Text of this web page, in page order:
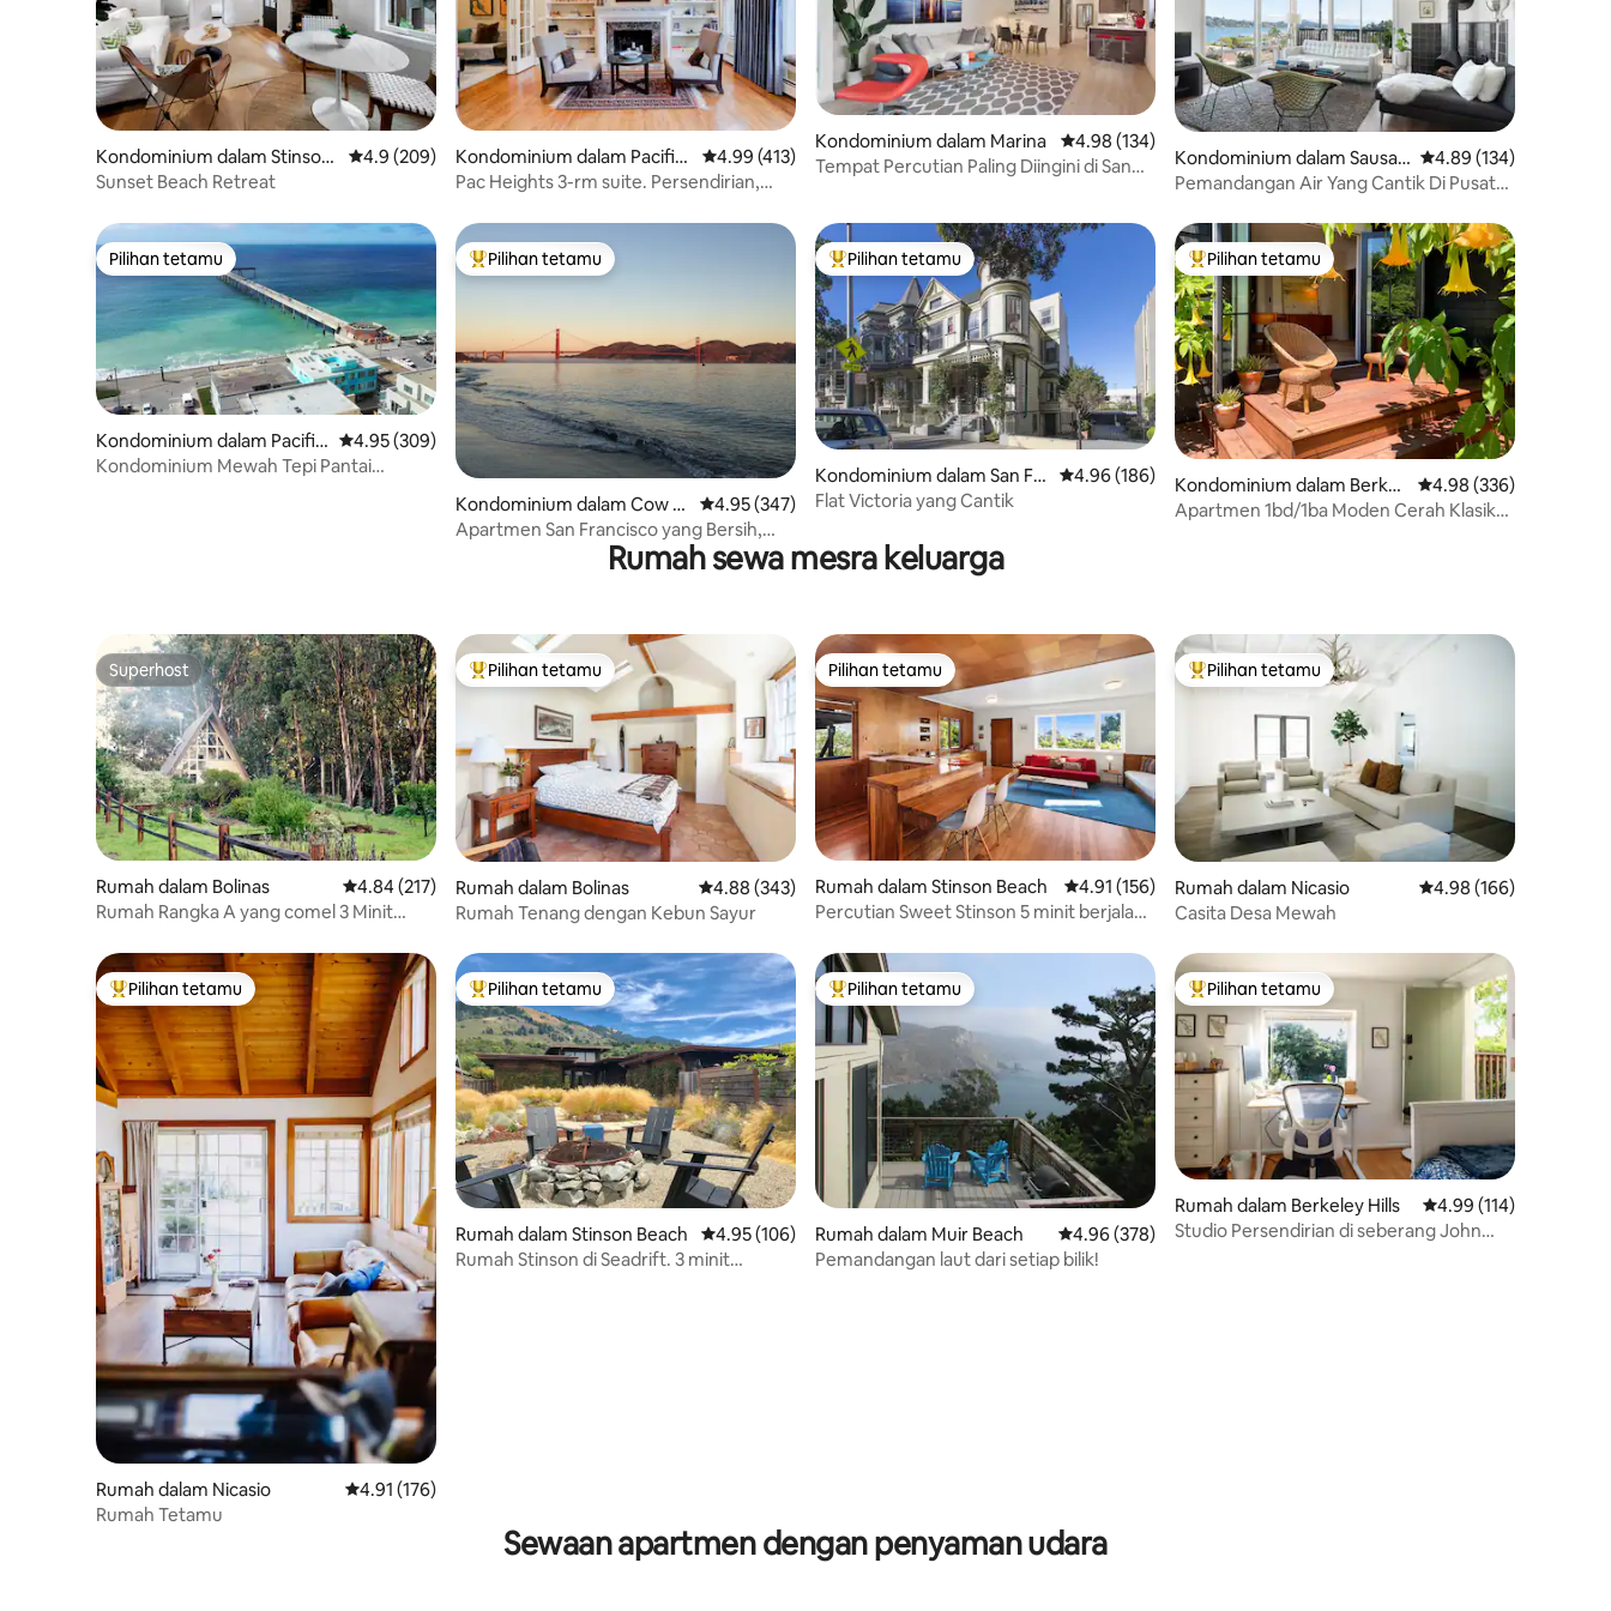
Kondominium dalam Stinson
Beach
Penarafan purata 4.9 daripada 5, 209 ulasan
4.9 (209)
Sunset Beach Retreat
Kondominium dalam Pacific
Heights
Penarafan purata 4.99 daripada 5, 413 ulasan
4.99 (413)
Pac Heights 3-rm suite. Persendirian,
Kondominium dalam Marina Penarafan purata 4.98 daripada 5, 134 ulasan
4.98 (134)
Tempat Percutian Paling Diingini di San
Kondominium dalam Sausali
to
Penarafan purata 4.89
4.89 (134)
Pemandangan Air Yang Cantik Di Pusat
Pilihan tetamu
Pilihan tetamu
Kondominium dalam Pacific
a
Penarafan purata 4.95 daripada 5, 309 ulasan
4.95 (309)
Kondominium Mewah Tepi Pantai
Pilihan utama tetamu
Pilihan tetamu
Kondominium dalam Cow H
ollow
Penarafan purata 4.95 daripada 5, 347 ulasan
4.95 (347)
Apartmen San Francisco yang Bersih,
Persendirian dan Selamat
Pilihan utama tetamu
Pilihan tetamu
Kondominium dalam San Fra
ncisco
Penarafan purata 4.96 daripada 5, 186 ulasan
4.96 (186)
Flat Victoria yang Cantik
Pilihan utama tetamu
Pilihan tetamu
Kondominium dalam Berkel
ey
Penarafan purata 4.98
4.98 (336)
Apartmen 1bd/1ba Moden Cerah Klasik
Rumah sewa mesra keluarga
Superhost
Superhost
Rumah dalam Bolinas Penarafan purata 4.84 daripada 5, 217 ulasan
4.84 (217)
Rumah Rangka A yang comel 3 Minit
Pilihan utama tetamu
Pilihan tetamu
Rumah dalam Bolinas Penarafan purata 4.88 daripada 5, 343 ulasan
4.88 (343)
Rumah Tenang dengan Kebun Sayur
Pilihan tetamu
Pilihan tetamu
Rumah dalam Stinson Beach Penarafan purata 4.91 daripada 5, 156 ulasan
4.91 (156)
Percutian Sweet Stinson 5 minit berjalan
Pilihan utama tetamu
Pilihan tetamu
Rumah dalam Nicasio Penarafan purata 4.98
4.98 (166)
Casita Desa Mewah
Pilihan utama tetamu
Pilihan tetamu
Rumah dalam Nicasio Penarafan purata 4.91 daripada 5, 176 ulasan
4.91 (176)
Rumah Tetamu
Pilihan utama tetamu
Pilihan tetamu
Rumah dalam Stinson Beach Penarafan purata 4.95 daripada 5, 106 ulasan
4.95 (106)
Rumah Stinson di Seadrift. 3 minit
Pilihan utama tetamu
Pilihan tetamu
Rumah dalam Muir Beach Penarafan purata 4.96 daripada 5, 378 ulasan
4.96 (378)
Pemandangan laut dari setiap bilik!
Pilihan utama tetamu
Pilihan tetamu
Rumah dalam Berkeley Hills Penarafan purata 4.99
4.99 (114)
Studio Persendirian di seberang John
Sewaan apartmen dengan penyaman udara